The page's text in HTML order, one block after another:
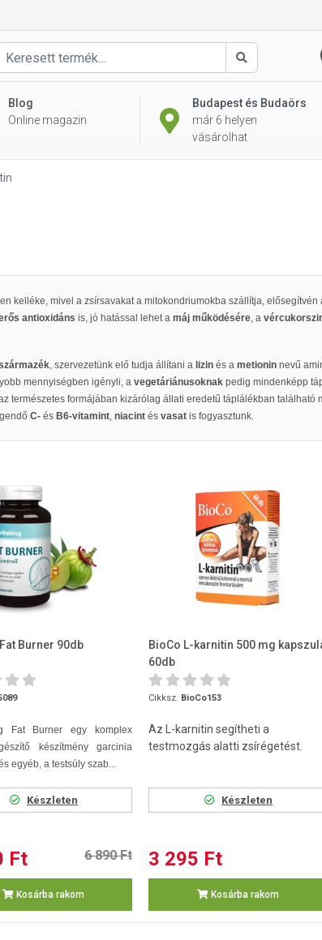
Keresés
Blog
Online magazin
Budapest és Budaörs
már 6 helyen
vásárolhat
kelléke, mivel a zsírsavakat a mitokondriumokba szállítja,
antioxidáns is, jó hatással lehet a máj működésére, a
, szervezetünk elő tudja állítani a lizin és a metionin nevű
mennyiségben igényli, a vegetáriánusoknak pedig mindenképp
természetes formájában kizárólag állati eredetű táplálékban található
C- és B6-vitamint, niacint és vasat is fogyasztunk.
Burner 90db
Fat Burner egy komplex
készítmény garcinia
egyéb, a testsúly szab...
Készleten
Ft 6 890 Ft
Kosárba rakom
BioCo L-karnitin 500 mg
60db
Cikksz. BioCo153
Az L-karnitin segítheti a
testmozgás alatti zsírégetést.
Készleten
3 295 Ft
Kosárba rakom